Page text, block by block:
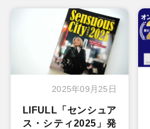
2025年09月25日
LIFULL「センシュア
ス・シティ2025」発